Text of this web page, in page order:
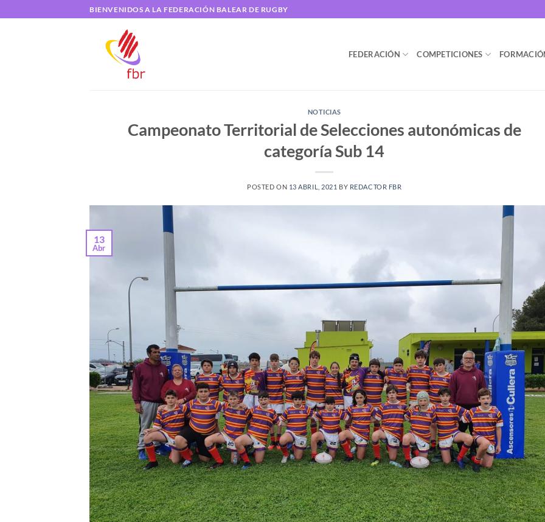
al
BIENVENIDOS A LA FEDERACIÓN BALEAR DE RUGBY
FEDERACIÓN COMPETICIONES
NOTICIAS
Campeonato Territorial de Selecciones autonómicas de
categoría Sub 14
POSTED ON 13 ABRIL, 2021 BY REDACTOR FBR
13
Abr